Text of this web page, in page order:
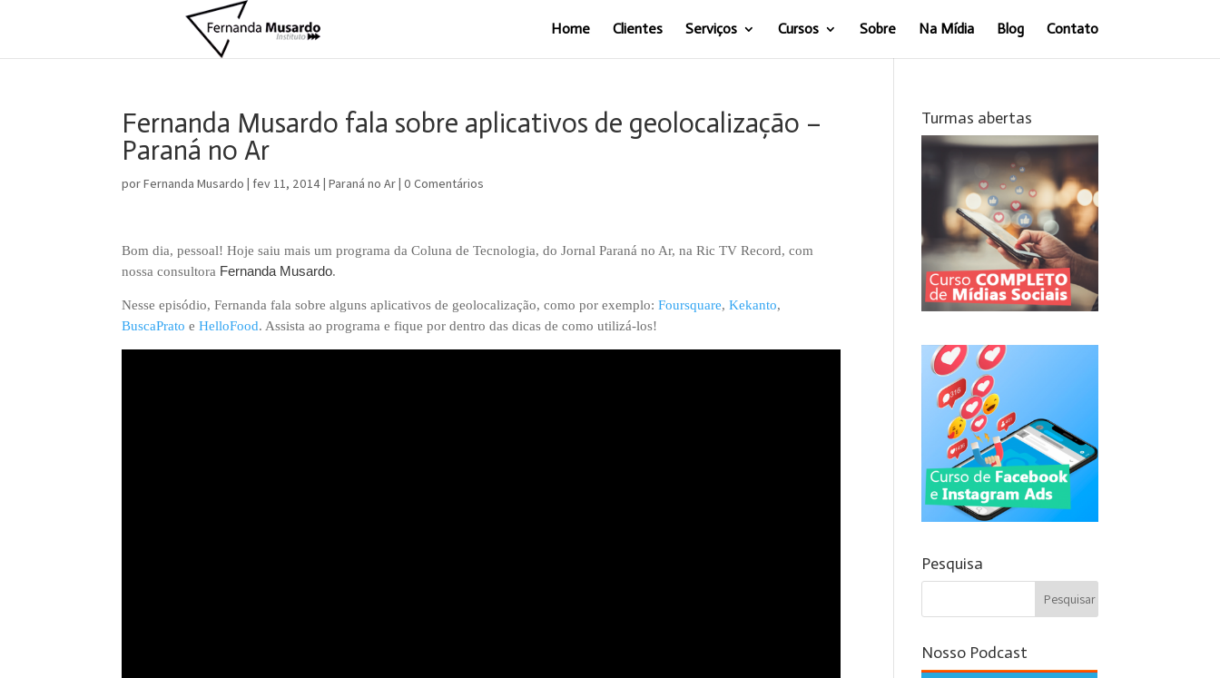
Home Clientes Serviços Cursos Sobre Na Mídia Blog Contato
Fernanda Musardo fala sobre aplicativos de geolocalização –
Paraná no Ar
porFernanda Musardo | fev 11, 2014|Paraná no Ar|0 Comentários
Bom dia, pessoal! Hoje saiu mais um programa da Coluna de Tecnologia, do Jornal Paraná no Ar, na Ric TV Record, com
nossa consultora Fernanda Musardo.
Nesse episódio, Fernanda fala sobre alguns aplicativos de geolocalização, como por exemplo: Foursquare, Kekanto
BuscaPrato e HelloFood. Assista ao programa e fique por dentro das dicas de como utilizá-los!
Turmas abertas
Pesquisa
Nosso Podcast